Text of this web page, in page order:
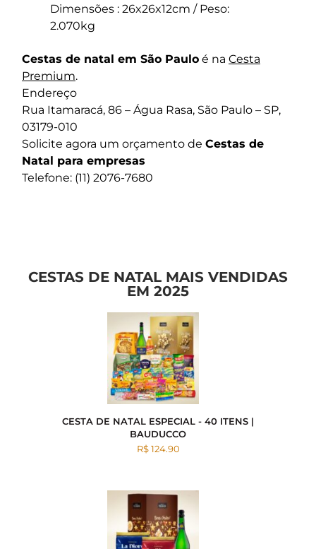
Dimensões : 26x26x12cm / Peso:
2.070kg
Cestas de natal em São Paulo é na Cesta
Premium.
Endereço
Rua Itamaracá, 86 – Água Rasa, São Paulo – SP,
03179-010
Solicite agora um orçamento de Cestas de
Natal para empresas
Telefone: (11) 2076-7680
CESTAS DE NATAL MAIS VENDIDAS
EM 2025
CESTA DE NATAL ESPECIAL - 40 ITENS |
BAUDUCCO
R$ 124.90